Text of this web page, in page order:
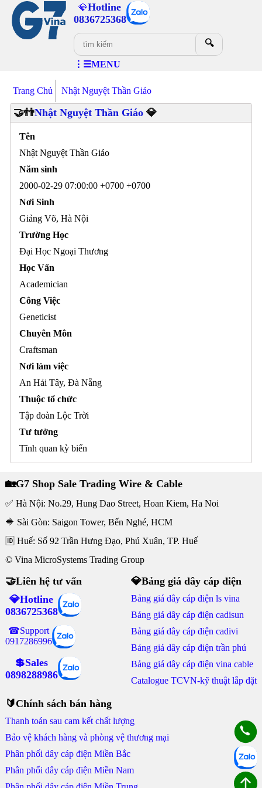
💎Hotline
0836725368
🔍
⋮☰MENU
Trang Chủ Nhật Nguyệt Thần Giáo
🤝👬Nhật Nguyệt Thần Giáo💎
Tên
Nhật Nguyệt Thần Giáo
Năm sinh
2000-02-29 07:00:00 +0700 +0700
Nơi Sinh
Giảng Võ, Hà Nội
Trường Học
Đại Học Ngoại Thương
Học Vấn
Academician
Công Việc
Geneticist
Chuyên Môn
Craftsman
Nơi làm việc
An Hải Tây, Đà Nẵng
Thuộc tổ chức
Tập đoàn Lộc Trời
Tư tưởng
Tĩnh quan kỳ biến
🏡G7 Shop Sale Trading Wire & Cable
✅ Hà Nội: No.29, Hung Dao Street, Hoan Kiem, Ha Noi
🔷 Sài Gòn: Saigon Tower, Bến Nghé, HCM
🆔 Huế: Số 92 Trần Hưng Đạo, Phú Xuân, TP. Huế
© Vina MicroSystems Trading Group
🤝Liên hệ tư vấn
💎Hotline
0836725368
☎Support
0917286996
💲Sales
0898288986
💎Bảng giá dây cáp điện
Bảng giá dây cáp điện ls vina
Bảng giá dây cáp điện cadisun
Bảng giá dây cáp điện cadivi
Bảng giá dây cáp điện trần phú
Bảng giá dây cáp điện vina cable
Catalogue TCVN-kỹ thuật lắp đặt
🔰Chính sách bán hàng
Thanh toán sau cam kết chất lượng
Bảo vệ khách hàng và phòng vệ thương mại
Phân phối dây cáp điện Miền Bắc
Phân phối dây cáp điện Miền Nam